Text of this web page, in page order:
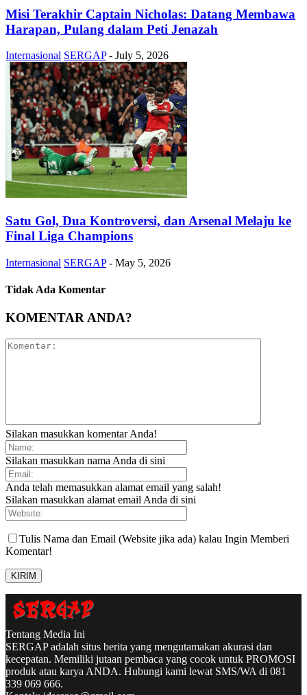
Misi Terakhir Captain Nicholas: Datang Membawa
Harapan, Pulang dalam Peti Jenazah
Internasional SERGAP - July 5, 2026
Satu Gol, Dua Kontroversi, dan Arsenal Melaju ke
Final Liga Champions
Internasional SERGAP - May 5, 2026
Tidak Ada Komentar
KOMENTAR ANDA?
Silakan masukkan komentar Anda!
Silakan masukkan nama Anda di sini
Anda telah memasukkan alamat email yang salah!
Silakan masukkan alamat email Anda di sini
Tulis Nama dan Email (Website jika ada) kalau Ingin Memberi
Komentar!
Tentang Media Ini
SERGAP adalah situs berita yang mengutamakan akurasi dan
kecepatan. Memiliki jutaan pembaca yang cocok untuk PROMOSI
produk atau karya ANDA. Hubungi kami lewat SMS/WA di 081
339 069 666.